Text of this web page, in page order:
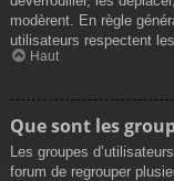
modèrent. En règle
utilisateurs respectent
Haut
Que sont les
Les groupes
forum de regrouper